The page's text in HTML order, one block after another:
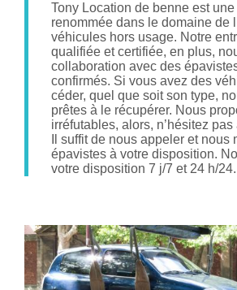
Tony Location de benne est
renommée dans le domaine de
véhicules hors usage. Notre
qualifiée et certifiée, en plus,
collaboration avec des
confirmés. Si vous avez des
céder, quel que soit son type,
prêtes à le récupérer. Nous
irréfutables, alors, n’hésitez
Il suffit de nous appeler et nous
épavistes à votre disposition.
votre disposition 7 j/7 et 24 h/24.